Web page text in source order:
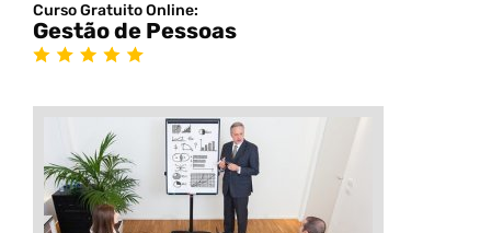
Curso Gratuito Online:
Gestão de Pessoas